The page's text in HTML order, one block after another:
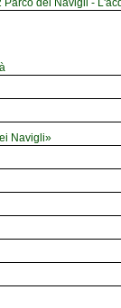
dei Navigli -
Navigli»